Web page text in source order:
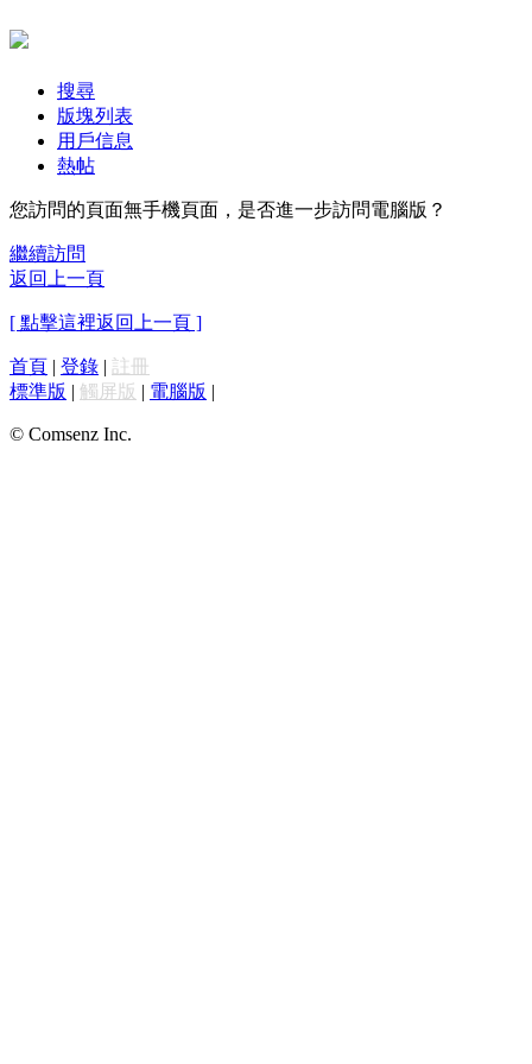
搜尋
版塊列表
用戶信息
熱帖
您訪問的頁面無手機頁面，是否進一步訪問電腦版？
繼續訪問
返回上一頁
[ 點擊這裡返回上一頁 ]
首頁 | 登錄 | 註冊
標準版 | 觸屏版 | 電腦版 |
© Comsenz Inc.